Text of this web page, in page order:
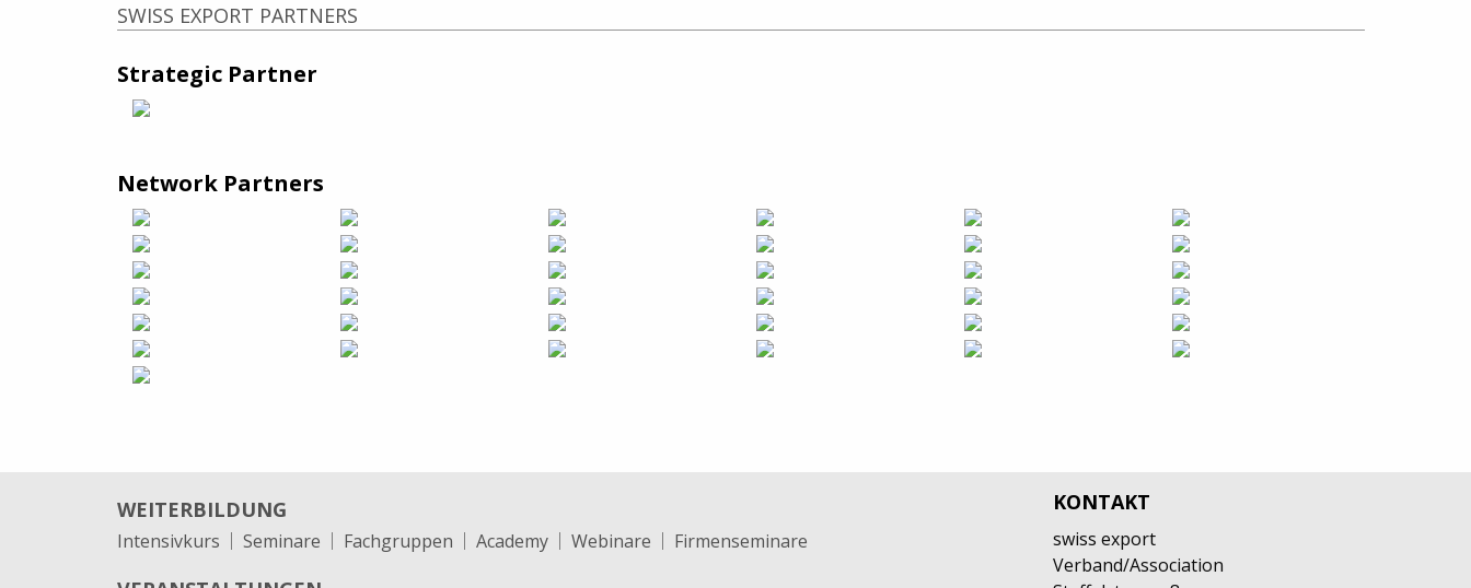
SWISS EXPORT PARTNERS
Strategic Partner
Network Partners
WEITERBILDUNG
Intensivkurs Seminare Fachgruppen Academy Webinare Firmenseminare
KONTAKT
swiss export
Verband/Association